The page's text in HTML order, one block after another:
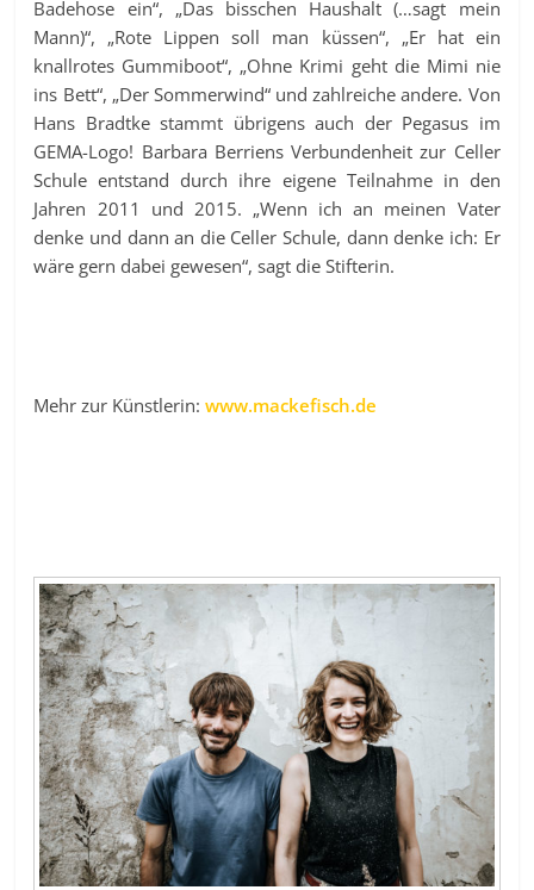
Badehose ein“, „Das bisschen Haushalt (…sagt mein
Mann)“, „Rote Lippen soll man küssen“, „Er hat ein
knallrotes Gummiboot“, „Ohne Krimi geht die Mimi nie
ins Bett“, „Der Sommerwind“ und zahlreiche andere. Von
Hans Bradtke stammt übrigens auch der Pegasus im
GEMA-Logo! Barbara Berriens Verbundenheit zur Celler
Schule entstand durch ihre eigene Teilnahme in den
Jahren 2011 und 2015. „Wenn ich an meinen Vater
denke und dann an die Celler Schule, dann denke ich: Er
wäre gern dabei gewesen“, sagt die Stifterin.
Mehr zur Künstlerin:www.mackefisch.de